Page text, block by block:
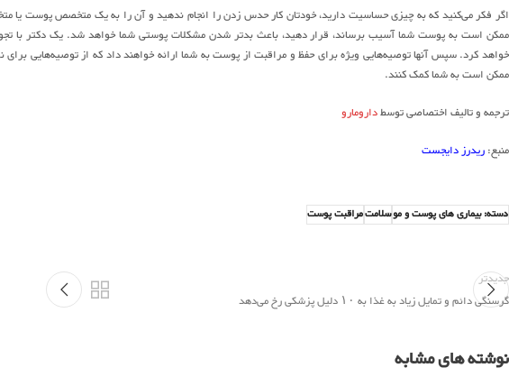
اگر فکر می‌کنید که به چیزی حساسیت دارید، خودتان کار حدس زدن را انجام ندهید و آن را به یک متخصص پوست یا
ممکن است به پوست شما آسیب برساند، قرار دهید، باعث بدتر شدن مشکلات پوستی شما خواهد شد. یک دکتر با
خواهد کرد. سپس آنها توصیه‌هایی ویژه برای حفظ و مراقبت از پوست به شما ارائه خواهند داد که از توصیه‌‌هایی برای
ممکن است به شما کمک کنند.
ترجمه و تالیف اختصاصی توسطدارومارو
منبع:ریدرز دایجست
دسته: بیماری های پوست و موسلامتمراقبت پوست
جدیدتر
گرسنگی دائم و تمایل زیاد به غذا به ۱۰ دلیل پزشکی رخ می‌دهد
نوشته های مشابه